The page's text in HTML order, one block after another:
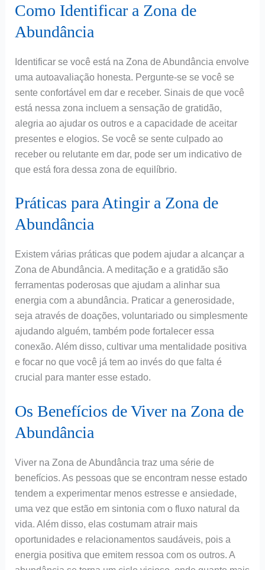
Como Identificar a Zona de
Abundância
Identificar se você está na Zona de Abundância envolve
uma autoavaliação honesta. Pergunte-se se você se
sente confortável em dar e receber. Sinais de que você
está nessa zona incluem a sensação de gratidão,
alegria ao ajudar os outros e a capacidade de aceitar
presentes e elogios. Se você se sente culpado ao
receber ou relutante em dar, pode ser um indicativo de
que está fora dessa zona de equilíbrio.
Práticas para Atingir a Zona de
Abundância
Existem várias práticas que podem ajudar a alcançar a
Zona de Abundância. A meditação e a gratidão são
ferramentas poderosas que ajudam a alinhar sua
energia com a abundância. Praticar a generosidade,
seja através de doações, voluntariado ou simplesmente
ajudando alguém, também pode fortalecer essa
conexão. Além disso, cultivar uma mentalidade positiva
e focar no que você já tem ao invés do que falta é
crucial para manter esse estado.
Os Benefícios de Viver na Zona de
Abundância
Viver na Zona de Abundância traz uma série de
benefícios. As pessoas que se encontram nesse estado
tendem a experimentar menos estresse e ansiedade,
uma vez que estão em sintonia com o fluxo natural da
vida. Além disso, elas costumam atrair mais
oportunidades e relacionamentos saudáveis, pois a
energia positiva que emitem ressoa com os outros. A